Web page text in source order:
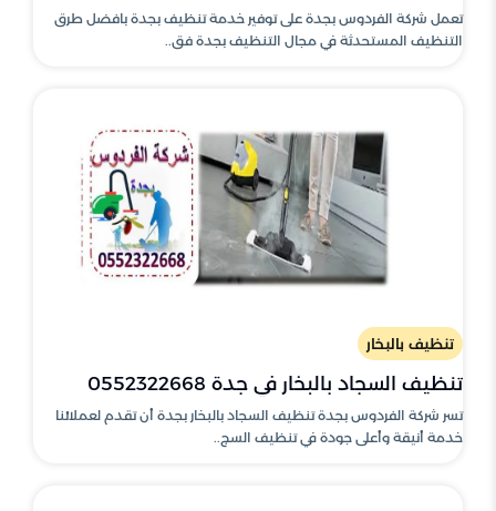
تعمل شركة الفردوس بجدة على توفير خدمة تنظيف بجدة بافضل طرق
التنظيف المستحدثة في مجال التنظيف بجدة فق..
تنظيف بالبخار
تنظيف السجاد بالبخار في جدة 0552322668
تسر شركة الفردوس بجدة تنظيف السجاد بالبخار بجدة أن تقدم لعملائنا
خدمة أنيقة وأعلى جودة في تنظيف السج..